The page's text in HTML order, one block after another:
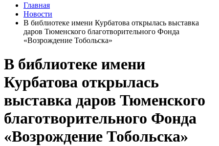
Главная
Новости
В библиотеке имени Курбатова открылась выставка
даров Тюменского благотворительного Фонда
«Возрождение Тобольска»
В библиотеке имени
Курбатова открылась
выставка даров Тюменского
благотворительного Фонда
«Возрождение Тобольска»